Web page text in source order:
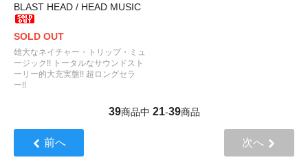
BLAST HEAD / HEAD MUSIC
SOLD OUT
雄大なネイチャー・トリップ・ミュ
ージック!! トータルなサウンドスト
ーリー的大充実盤!! 超ロングセラ
ー!!
39商品中 21-39商品
前へ 次へ